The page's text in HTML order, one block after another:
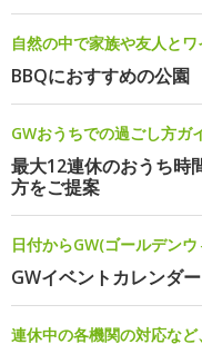
自然の中で家族や友人とワ
BBQにおすすめの公園
GWおうちでの過ごし方ガ
最大12連休のおうち時
方をご提案
日付からGW(ゴールデン
GWイベントカレンダー
連休中の各機関の対応な